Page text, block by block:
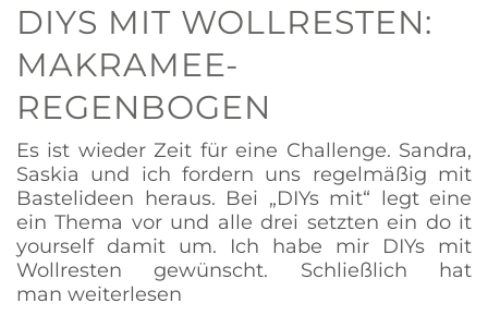
DIYS MIT WOLLRESTEN:
MAKRAMEE-
REGENBOGEN
Es ist wieder Zeit für eine Challenge. Sandra,
Saskia und ich fordern uns regelmäßig mit
Bastelideen heraus. Bei „DIYs mit“ legt eine
ein Thema vor und alle drei setzten ein do it
yourself damit um. Ich habe mir DIYs mit
Wollresten gewünscht. Schließlich hat
man weiterlesen